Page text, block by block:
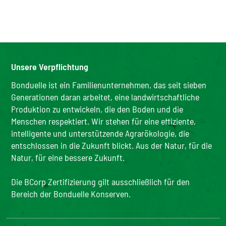
Unsere Verpflichtung
Bonduelle ist ein Familienunternehmen, das seit sieben
Generationen daran arbeitet, eine landwirtschaftliche
Produktion zu entwickeln, die den Boden und die
Menschen respektiert. Wir stehen für eine effiziente,
intelligente und unterstützende Agrarökologie, die
entschlossen in die Zukunft blickt. Aus der Natur, für die
Natur, für eine bessere Zukunft.
Die BCorp Zertifizierung gilt ausschließlich für den
Bereich der Bonduelle Konserven.